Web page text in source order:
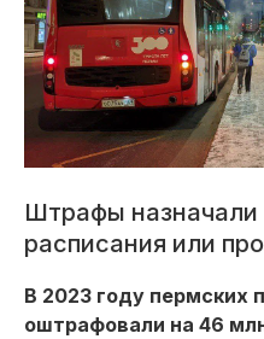
Штрафы
расписания или
В 2023 году пермских
оштрафовали на 46